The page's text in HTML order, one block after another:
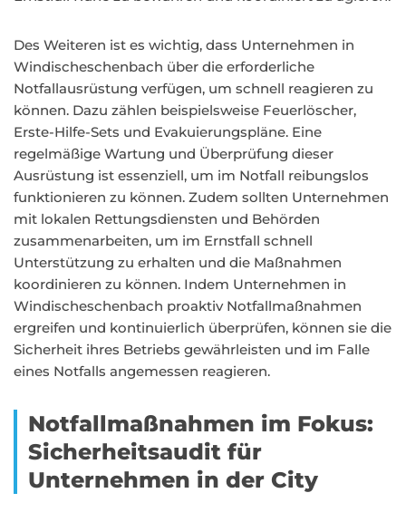
Des Weiteren ist es wichtig, dass Unternehmen in
Windischeschenbach über die erforderliche
Notfallausrüstung verfügen, um schnell reagieren zu
können. Dazu zählen beispielsweise Feuerlöscher,
Erste-Hilfe-Sets und Evakuierungspläne. Eine
regelmäßige Wartung und Überprüfung dieser
Ausrüstung ist essenziell, um im Notfall reibungslos
funktionieren zu können. Zudem sollten Unternehmen
mit lokalen Rettungsdiensten und Behörden
zusammenarbeiten, um im Ernstfall schnell
Unterstützung zu erhalten und die Maßnahmen
koordinieren zu können. Indem Unternehmen in
Windischeschenbach proaktiv Notfallmaßnahmen
ergreifen und kontinuierlich überprüfen, können sie die
Sicherheit ihres Betriebs gewährleisten und im Falle
eines Notfalls angemessen reagieren.
Notfallmaßnahmen im Fokus:
Sicherheitsaudit für
Unternehmen in der City